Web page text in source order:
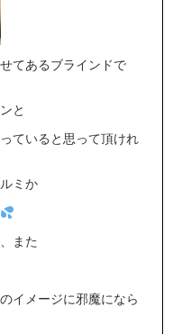
てあるブラインドで
と
ていると思って頂けれ
ミか
また
イメージに邪魔になら